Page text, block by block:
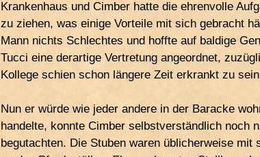
Krankenhaus und Cimber hatte die ehrenvolle
zu ziehen, was einige Vorteile mit sich gebracht
Mann nichts Schlechtes und hoffte auf baldige
Tucci eine derartige Vertretung angeordnet,
Kollege schien schon längere Zeit erkrankt zu
Nun er würde wie jeder andere in der Baracke
handelte, konnte Cimber selbstverständlich noch
begutachten. Die Stuben waren üblicherweise